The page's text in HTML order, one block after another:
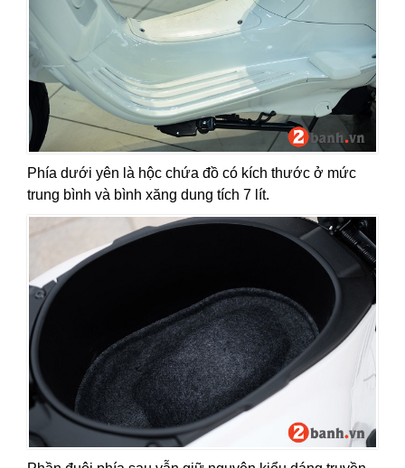
Phía dưới yên là hộc chứa đồ có kích thước ở mức
trung bình và bình xăng dung tích 7 lít.